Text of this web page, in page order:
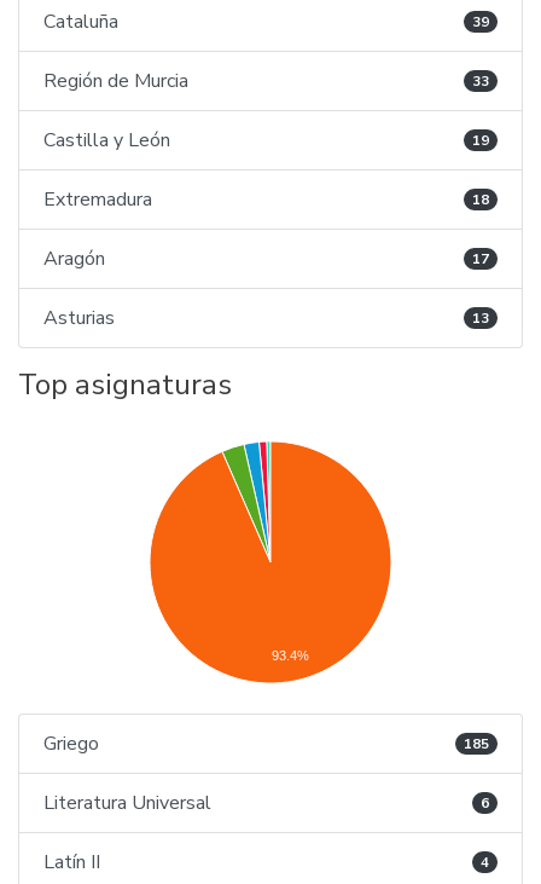
Cataluña 39
Región de Murcia 33
Castilla y León 19
Extremadura 18
Aragón 17
Asturias 13
Top asignaturas
93.4%
Griego 185
Literatura Universal 6
Latín II 4